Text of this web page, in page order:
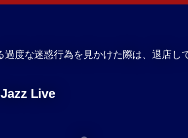
度な迷惑行為を見かけた際は、退店し
Live